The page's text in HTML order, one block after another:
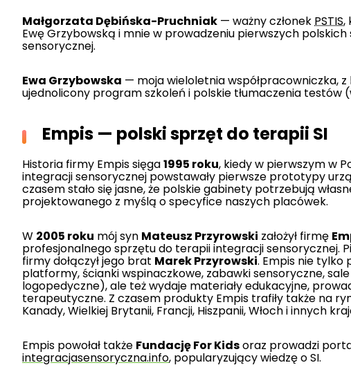
Małgorzata Dębińska-Pruchniak — ważny członekPSTIS,
Ewę Grzybowską i mnie w prowadzeniu pierwszych
sensorycznej.
Ewa Grzybowska — moja wieloletnia współpracowniczka,
ujednolicony program szkoleń i polskie tłumaczenia testów
Empis — polski sprzęt do terapii SI
Historia firmy Empis sięga1995 roku, kiedy w pierwszym w
integracji sensorycznej powstawały pierwsze prototypy
czasem stało się jasne, że polskie gabinety potrzebują
projektowanego z myślą o specyfice naszych placówek.
W 2005 roku mój syn Mateusz Przyrowski założył firmę
profesjonalnego sprzętu do terapii integracji sensorycznej.
firmy dołączył jego brat Marek Przyrowski. Empis nie tylko
platformy, ścianki wspinaczkowe, zabawki sensoryczne,
logopedyczne), ale też wydaje materiały edukacyjne,
terapeutyczne. Z czasem produkty Empis trafiły także na
Kanady, Wielkiej Brytanii, Francji, Hiszpanii, Włoch i innych
Empis powołał także Fundację For Kidsoraz prowadzi
integracjasensoryczna.info, popularyzujący wiedzę o SI.